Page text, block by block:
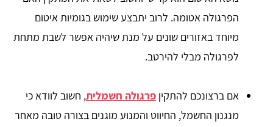
הפרגולה אטומה. לרוב יתבצע שימוש בגומיות איטום
מיוחד באזורים שונים על מנת שיהיה אפשר לשבת מתחת
לפרגולה מבלי להירטב.
אם ברצונכם להתקין פרגולה חשמלית, חשוב לוודא כי
מנגנון החשמל, החיווט והמנוע מוגנים בצורה טובה מאחר